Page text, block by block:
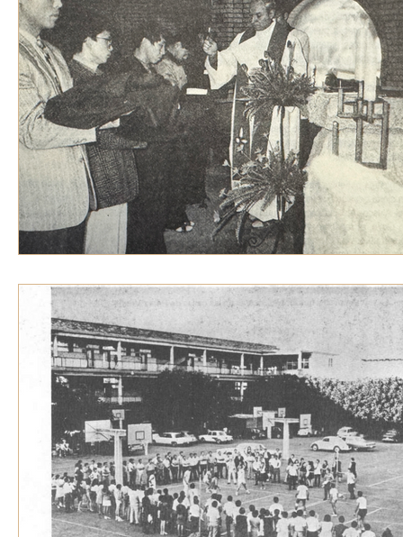
VOZ EXPERTA AÑO JUBILAR MARISTA IV
VOCES GLOBALES noticias